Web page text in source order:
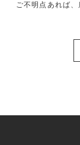
ご不明点あれば